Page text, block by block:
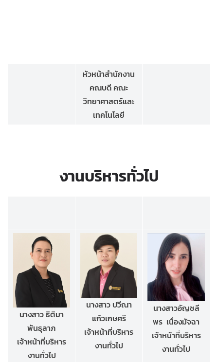
หัวหน้าสำนักงาน
คณบดี คณะ
วิทยาศาสตร์และ
เทคโนโลยี
งานบริหารทั่วไป
นางสาว ธิติมา
พันธุลาภ
เจ้าหน้าที่บริหาร
งานทั่วไป
นางสาว ปวีณา
แก้วเกษศรี
เจ้าหน้าที่บริหาร
งานทั่วไป
นางสาวอัญชลี
พร เนื่องมัจฉา
เจ้าหน้าที่บริหาร
งานทั่วไป